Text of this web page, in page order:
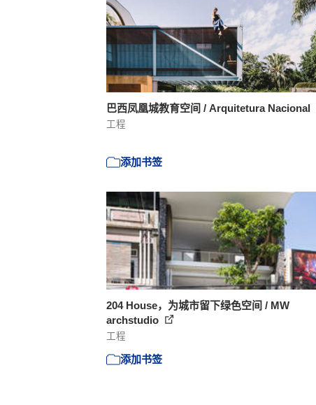
巴西凤凰城教育空间 / Arquitetura Nacional
工程
添加书签
204 House，为城市留下绿色空间 / MW
archstudio
工程
添加书签